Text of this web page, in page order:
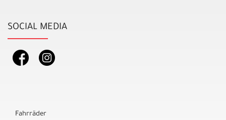
SOCIAL MEDIA
Fahrräder